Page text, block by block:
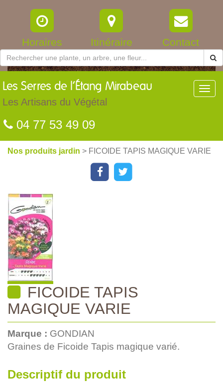
Horaires Itinéraire Contact
Les Serres de l’Étang Mirabeau
Les Artisans du Végétal
04 77 53 49 09
Nos produits jardin > FICOIDE TAPIS MAGIQUE VARIE
FICOIDE TAPIS
MAGIQUE VARIE
Marque : GONDIAN
Graines de Ficoide Tapis magique varié.
Descriptif du produit